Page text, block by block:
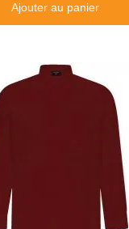
Ajouter au panier